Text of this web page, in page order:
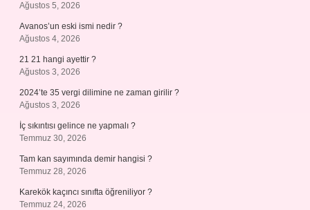
Ağustos 5, 2026
Avanos’un eski ismi nedir ?
Ağustos 4, 2026
21 21 hangi ayettir ?
Ağustos 3, 2026
2024’te 35 vergi dilimine ne zaman girilir ?
Ağustos 3, 2026
İç sıkıntısı gelince ne yapmalı ?
Temmuz 30, 2026
Tam kan sayımında demir hangisi ?
Temmuz 28, 2026
Karekök kaçıncı sınıfta öğreniliyor ?
Temmuz 24, 2026